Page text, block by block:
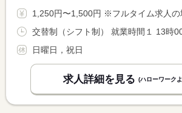
1,250円〜1,500円 ※フルタイム求人の場合は月額（換算額）、パート求人の
日曜日，祝日
求人詳細を見る (ハローワーク